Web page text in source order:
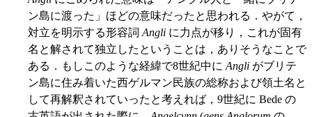
ン島に渡った」ほどの意味だったと思われる．やがて，
対立を明示する形容詞 Angli に力点が移り，これが固有
名と解されて独立したということは，ありそうなことで
ある．もしこのような経緯で8世紀中に Angli がブリテ
ン島に住み着いた西ゲルマン民族の総称および領土名と
して再解釈されていったと考えれば，9世紀に Bede の